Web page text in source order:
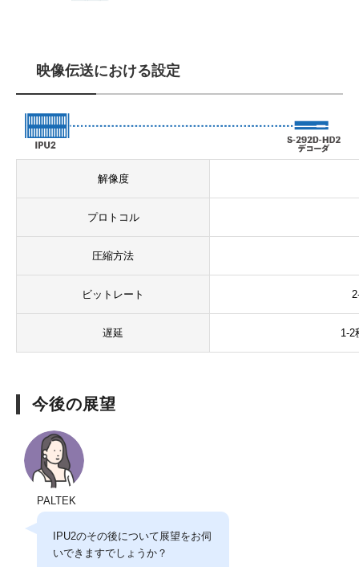
映像伝送における設定
解像度
プロトコル
圧縮方法
ビットレート
遅延 1-2
今後の展望
PALTEK
IPU2のその後について展望をお伺
いできますでしょうか？